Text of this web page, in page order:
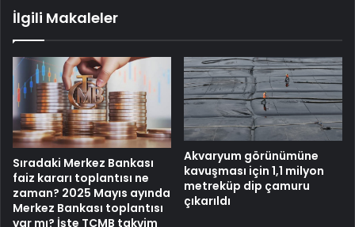
İlgili Makaleler
Sıradaki Merkez Bankası
faiz kararı toplantısı ne
zaman? 2025 Mayıs ayında
Merkez Bankası toplantısı
var mı? İşte TCMB takvim
Akvaryum görünümüne
kavuşması için 1,1 milyon
metreküp dip çamuru
çıkarıldı